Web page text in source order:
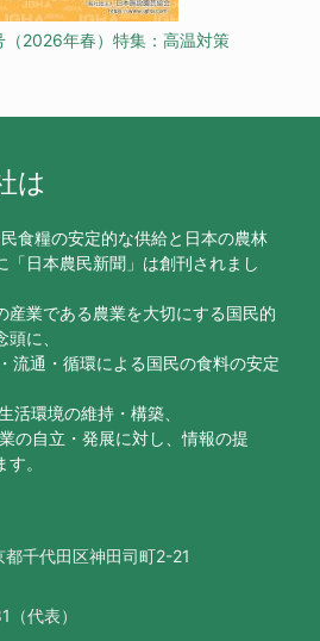
（2026年春）特集：高温対策
は
食糧の安定的な供給と日本の農林
「日本農民新聞」は創刊されまし
産業である農業を大切にする国民的
に、
流通・循環による国民の食料の安定
活環境の維持・構築、
の自立・発展に対し、情報の提
。
千代田区神田司町2-21
代表）